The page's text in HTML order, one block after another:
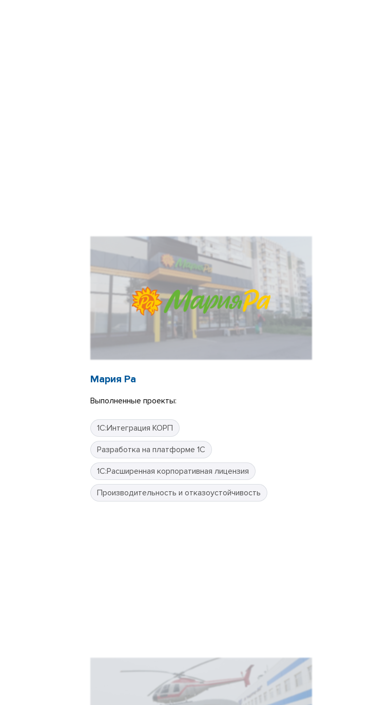
Мария Ра
Выполненные проекты:
1С:Интеграция КОРП
Разработка на платформе 1С
1С:Расширенная корпоративная лицензия
Производительность и отказоустойчивость